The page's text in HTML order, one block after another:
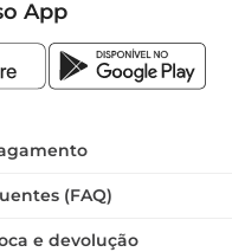
App
(FAQ)
e devolução